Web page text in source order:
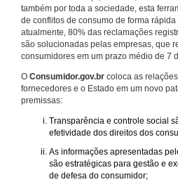
também por toda a sociedade, esta
de conflitos de consumo de forma
atualmente, 80% das reclamações
são solucionadas pelas empresas, que
consumidores em um prazo médio de 7
O Consumidor.gov.br coloca as
fornecedores e o Estado em um novo
premissas:
Transparência e controle social
efetividade dos direitos dos
As informações apresentadas
são estratégicas para gestão e
de defesa do consumidor;